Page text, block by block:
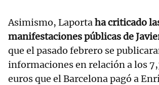
Asimismo, Laportaha criticado
manifestaciones públicas de
que el pasado febrero se
informaciones en relación a los
euros que el Barcelona pagó a